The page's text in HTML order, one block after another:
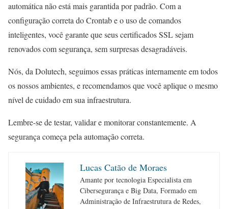
automática não está mais garantida por padrão. Com a
configuração correta do Crontab e o uso de comandos
inteligentes, você garante que seus certificados SSL sejam
renovados com segurança, sem surpresas desagradáveis.
Nós, da Dolutech, seguimos essas práticas internamente em todos
os nossos ambientes, e recomendamos que você aplique o mesmo
nível de cuidado em sua infraestrutura.
Lembre-se de testar, validar e monitorar constantemente. A
segurança começa pela automação correta.
Lucas Catão de Moraes
Amante por tecnologia Especialista em
Cibersegurança e Big Data, Formado em
Administração de Infraestrutura de Redes,